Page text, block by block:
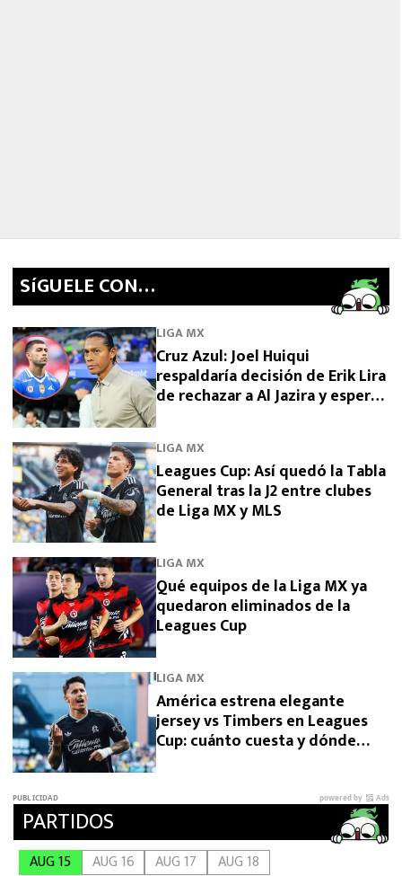
SíGUELE CON…
LIGA MX
Cruz Azul: Joel Huiqui
respaldaría decisión de Erik Lira
de rechazar a Al Jazira y esperar
LIGA MX
Leagues Cup: Así quedó la Tabla
General tras la J2 entre clubes
de Liga MX y MLS
LIGA MX
Qué equipos de la Liga MX ya
quedaron eliminados de la
Leagues Cup
LIGA MX
América estrena elegante
jersey vs Timbers en Leagues
Cup: cuánto cuesta y dónde